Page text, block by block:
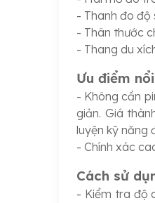
- Thanh đo độ
- Thân thước
- Thang du
Ưu điểm
- Không cần
giản. Giá
luyện kỹ năng
- Chính xác
Cách sử
- Kiểm tra độ